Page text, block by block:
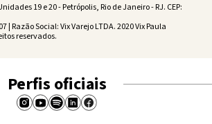
19 e 20 - Petrópolis, Rio de Janeiro - RJ. CEP:
| Razão Social: Vix Varejo LTDA. 2020 Vix Paula
reservados.
Perfis oficiais